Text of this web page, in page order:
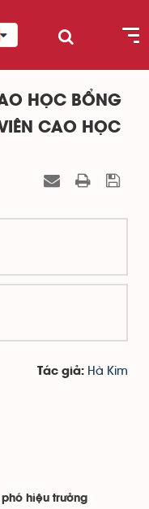
HỌC BỔNG
CAO HỌC
Tác giả: Hà Kim
hiệu trưởng